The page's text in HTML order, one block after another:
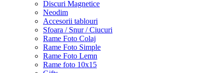
Discuri Magnetice
Neodim
Accesorii tablouri
Sfoara / Snur / Ciucuri
Rame Foto Colaj
Rame Foto Simple
Rame Foto Lemn
Rame foto 10x15